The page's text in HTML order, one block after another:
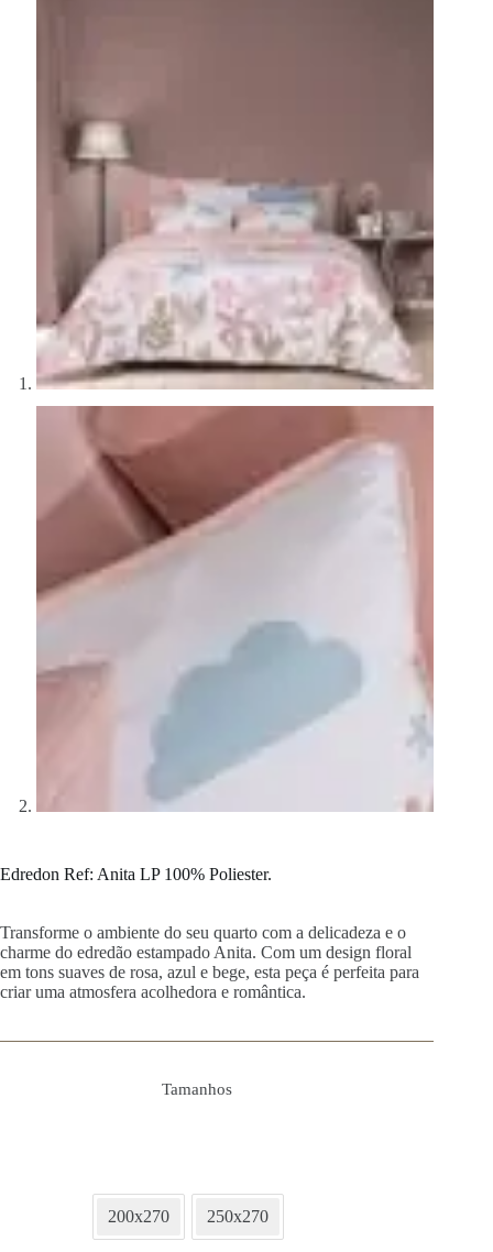
Edredon Ref: Anita LP 100% Poliester.
Transforme o ambiente do seu quarto com a delicadeza e o
charme do edredão estampado Anita. Com um design floral
em tons suaves de rosa, azul e bege, esta peça é perfeita para
criar uma atmosfera acolhedora e romântica.
Tamanhos
200x270 250x270